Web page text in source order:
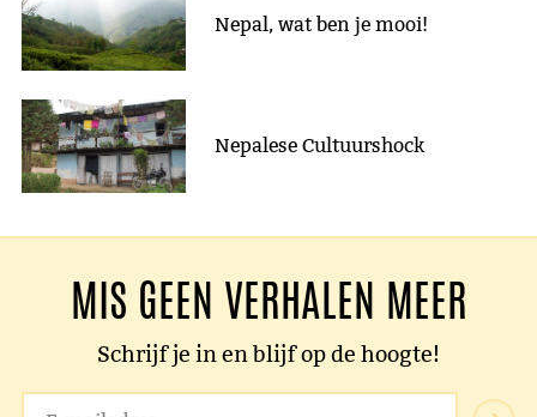
Nepal, wat ben je mooi!
Nepalese Cultuurshock
MIS GEEN VERHALEN MEER
Schrijf je in en blijf op de hoogte!